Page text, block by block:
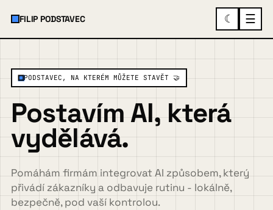
FILIP PODSTAVEC ☾ ☰
O mně
Služby a ukázky
PODSTAVEC, NA KTERÉM MŮŽETE STAVĚT 🤝
Postavím AI, která
vydělává.
Pomáhám firmám integrovat AI způsobem, který
přivádí zákazníky a odbavuje rutinu - lokálně,
bezpečně, pod vaší kontrolou.